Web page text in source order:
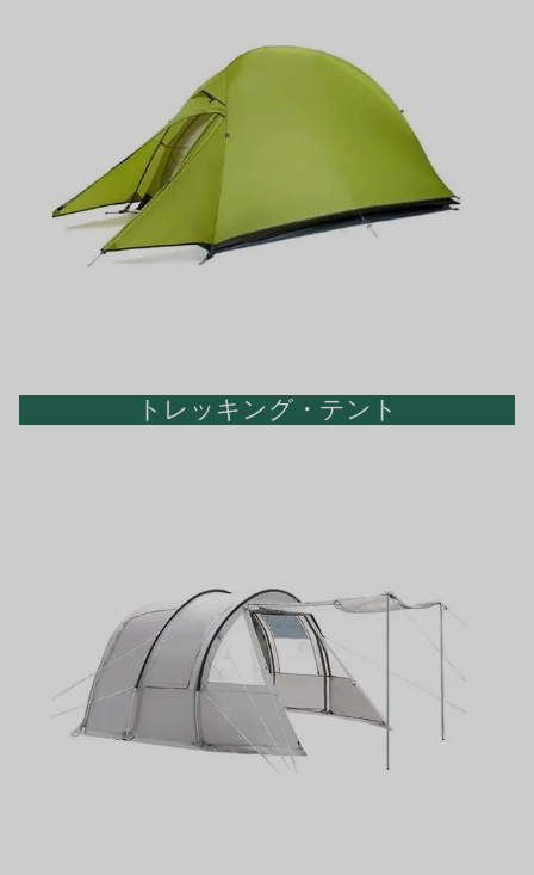
トレッキング・テント